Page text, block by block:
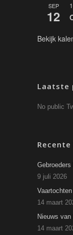
SEP
12
Bekijk
Laatste
No public
9 juli 2026
14 maart
Nieuws
14 maart